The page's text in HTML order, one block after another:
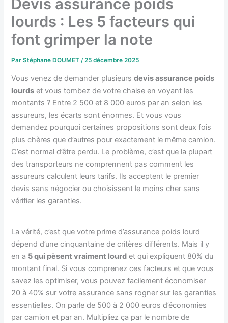
Devis assurance poids
lourds : Les 5 facteurs qui
font grimper la note
ParStéphane DOUMET/25 décembre 2025
Vous venez de demander plusieursdevis assurance poids
lourds et vous tombez de votre chaise en voyant les
montants ? Entre 2 500 et 8 000 euros par an selon les
assureurs, les écarts sont énormes. Et vous vous
demandez pourquoi certaines propositions sont deux fois
plus chères que d’autres pour exactement le même camion.
C’est normal d’être perdu. Le problème, c’est que la plupart
des transporteurs ne comprennent pas comment les
assureurs calculent leurs tarifs. Ils acceptent le premier
devis sans négocier ou choisissent le moins cher sans
vérifier les garanties.
La vérité, c’est que votre prime d’assurance poids lourd
dépend d’une cinquantaine de critères différents. Mais il y
en a 5 qui pèsent vraiment lourd et qui expliquent 80% du
montant final. Si vous comprenez ces facteurs et que vous
savez les optimiser, vous pouvez facilement économiser
20 à 40% sur votre assurance sans rogner sur les garanties
essentielles. On parle de 500 à 2 000 euros d’économies
par camion et par an. Multipliez ça par le nombre de